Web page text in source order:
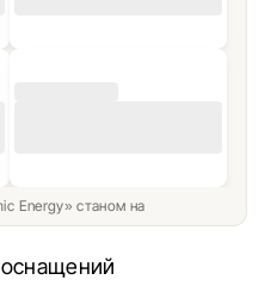
Energy» станом на